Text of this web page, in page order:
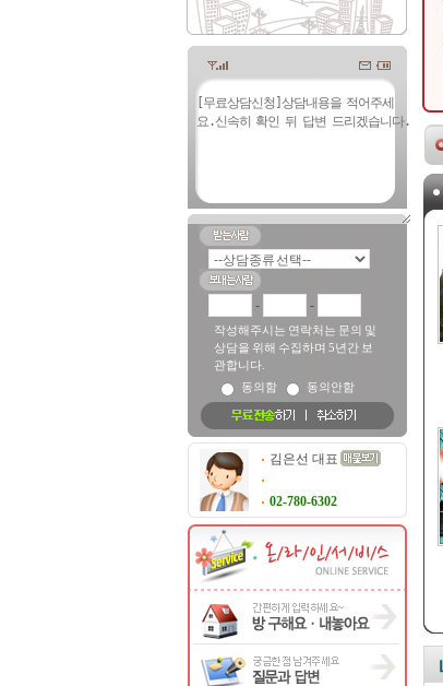
- -
작성해주시는 연락처는 문의 및
상담을 위해 수집하며 5년간 보
관합니다.
동의함
동의안함
김은선 대표
02-780-6302